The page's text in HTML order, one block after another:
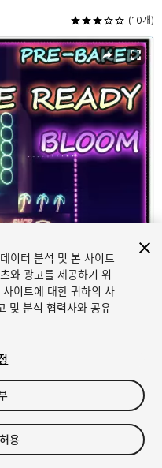
(10개)
이터 분석 및 본 사이트
와 광고를 제공하기 위
이트에 대한 귀하의 사
및 분석 협력사와 공유
용